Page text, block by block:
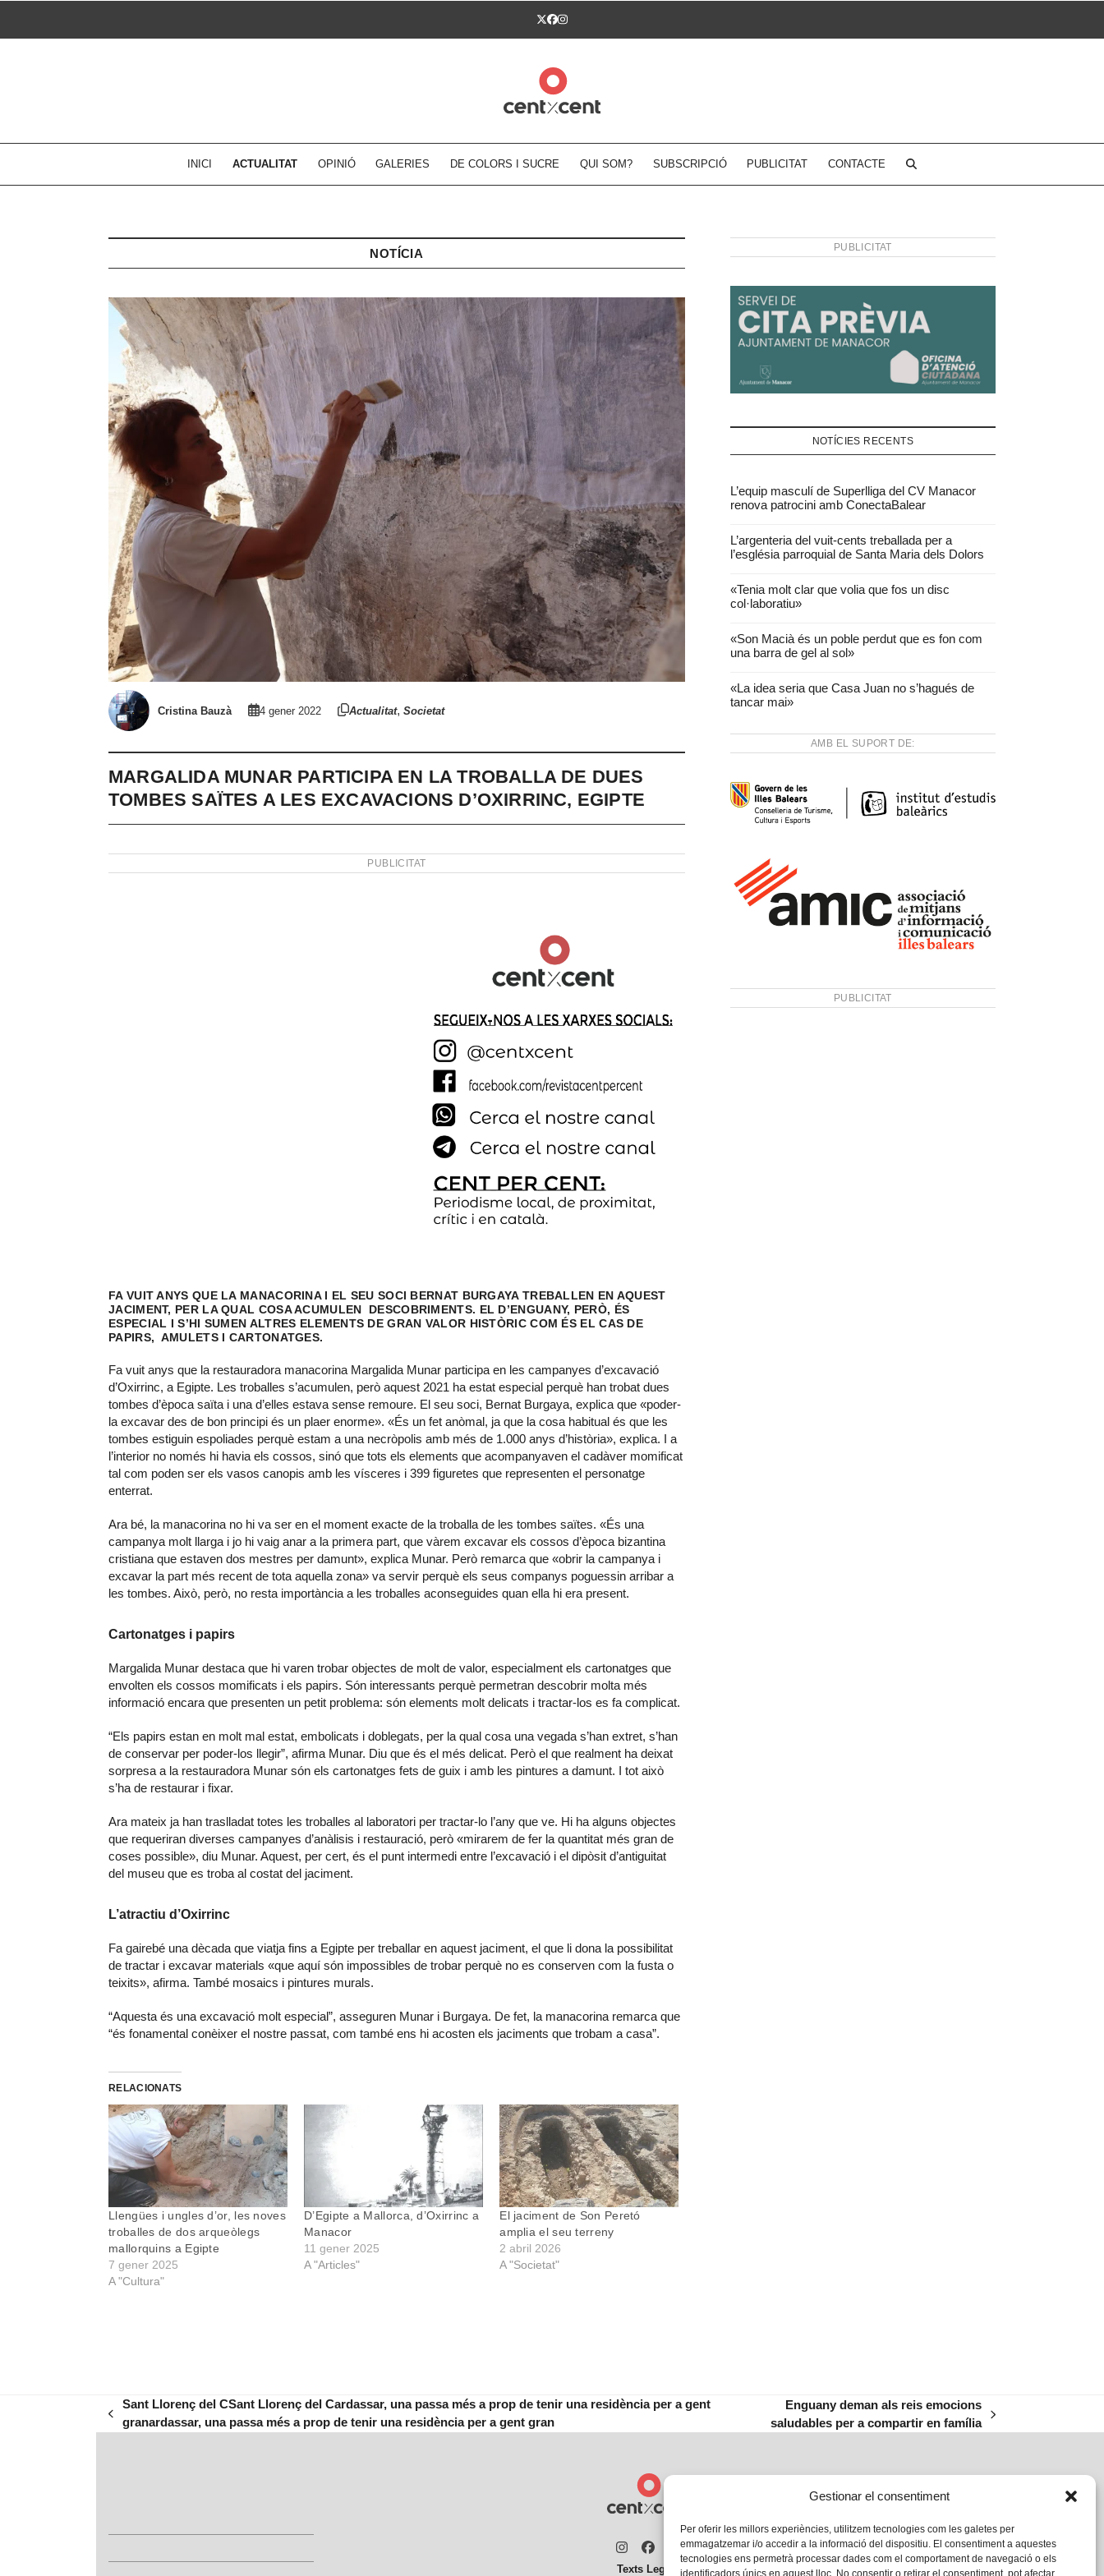
Gestionar el consentiment
Per oferir les millors experiències, utilitzem tecnologies com les galetes per
emmagatzemar i/o accedir a la informació del dispositiu. El consentiment a aquestes
tecnologies ens permetrà processar dades com el comportament de navegació o els
identificadors únics en aquest lloc. No consentir o retirar el consentiment, pot afectar
Twitter
Facebook
Instagram
INICI ACTUALITAT OPINIÓ GALERIES DE COLORS I SUCRE QUI SOM? SUBSCRIPCIÓ PUBLICITAT CONTACTE
NOTÍCIA
Cristina Bauzà 4 gener 2022 Actualitat, Societat
MARGALIDA MUNAR PARTICIPA EN LA TROBALLA DE DUES
TOMBES SAÏTES A LES EXCAVACIONS D’OXIRRINC, EGIPTE
PUBLICITAT
FA VUIT ANYS QUE LA MANACORINA I EL SEU SOCI BERNAT BURGAYA TREBALLEN EN AQUEST
JACIMENT, PER LA QUAL COSA ACUMULEN DESCOBRIMENTS. EL D’ENGUANY, PERÒ, ÉS
ESPECIAL I S’HI SUMEN ALTRES ELEMENTS DE GRAN VALOR HISTÒRIC COM ÉS EL CAS DE
PAPIRS, AMULETS I CARTONATGES.
Fa vuit anys que la restauradora manacorina Margalida Munar participa en les campanyes d’excavació
d’Oxirrinc, a Egipte. Les troballes s’acumulen, però aquest 2021 ha estat especial perquè han trobat dues
tombes d’època saïta i una d’elles estava sense remoure. El seu soci, Bernat Burgaya, explica que «poder-
la excavar des de bon principi és un plaer enorme». «És un fet anòmal, ja que la cosa habitual és que les
tombes estiguin espoliades perquè estam a una necròpolis amb més de 1.000 anys d’història», explica. I a
l’interior no només hi havia els cossos, sinó que tots els elements que acompanyaven el cadàver momificat
tal com poden ser els vasos canopis amb les vísceres i 399 figuretes que representen el personatge
enterrat.
Ara bé, la manacorina no hi va ser en el moment exacte de la troballa de les tombes saïtes. «És una
campanya molt llarga i jo hi vaig anar a la primera part, que vàrem excavar els cossos d’època bizantina
cristiana que estaven dos mestres per damunt», explica Munar. Però remarca que «obrir la campanya i
excavar la part més recent de tota aquella zona» va servir perquè els seus companys poguessin arribar a
les tombes. Això, però, no resta importància a les troballes aconseguides quan ella hi era present.
Cartonatges i papirs
Margalida Munar destaca que hi varen trobar objectes de molt de valor, especialment els cartonatges que
envolten els cossos momificats i els papirs. Són interessants perquè permetran descobrir molta més
informació encara que presenten un petit problema: són elements molt delicats i tractar-los es fa complicat.
“Els papirs estan en molt mal estat, embolicats i doblegats, per la qual cosa una vegada s’han extret, s’han
de conservar per poder-los llegir”, afirma Munar. Diu que és el més delicat. Però el que realment ha deixat
sorpresa a la restauradora Munar són els cartonatges fets de guix i amb les pintures a damunt. I tot això
s’ha de restaurar i fixar.
Ara mateix ja han traslladat totes les troballes al laboratori per tractar-lo l’any que ve. Hi ha alguns objectes
que requeriran diverses campanyes d’anàlisis i restauració, però «mirarem de fer la quantitat més gran de
coses possible», diu Munar. Aquest, per cert, és el punt intermedi entre l’excavació i el dipòsit d’antiguitat
del museu que es troba al costat del jaciment.
L’atractiu d’Oxirrinc
Fa gairebé una dècada que viatja fins a Egipte per treballar en aquest jaciment, el que li dona la possibilitat
de tractar i excavar materials «que aquí són impossibles de trobar perquè no es conserven com la fusta o
teixits», afirma. També mosaics i pintures murals.
“Aquesta és una excavació molt especial”, asseguren Munar i Burgaya. De fet, la manacorina remarca que
“és fonamental conèixer el nostre passat, com també ens hi acosten els jaciments que trobam a casa”.
RELACIONATS
Llengües i ungles d’or, les noves
troballes de dos arqueòlegs
mallorquins a Egipte
7 gener 2025
A "Cultura"
D’Egipte a Mallorca, d’Oxirrinc a
Manacor
11 gener 2025
A "Articles"
El jaciment de Son Peretó
amplia el seu terreny
2 abril 2026
A "Societat"
PUBLICITAT
NOTÍCIES RECENTS
L’equip masculí de Superlliga del CV Manacor
renova patrocini amb ConectaBalear
L’argenteria del vuit-cents treballada per a
l’església parroquial de Santa Maria dels Dolors
«Tenia molt clar que volia que fos un disc
col·laboratiu»
«Son Macià és un poble perdut que es fon com
una barra de gel al sol»
«La idea seria que Casa Juan no s’hagués de
tancar mai»
AMB EL SUPORT DE:
PUBLICITAT
previous
Sant Llorenç del CSant Llorenç del Cardassar, una passa més a prop de tenir una residència per a gent
granardassar, una passa més a prop de tenir una residència per a gent gran
Enguany deman als reis emocions
saludables per a compartir en família
Instagram
Facebook
Twitter
Texts Legals